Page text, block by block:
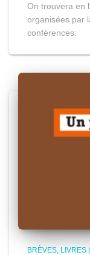
On trouvera en
organisées par
conférences:
BRÈVES LIVRES